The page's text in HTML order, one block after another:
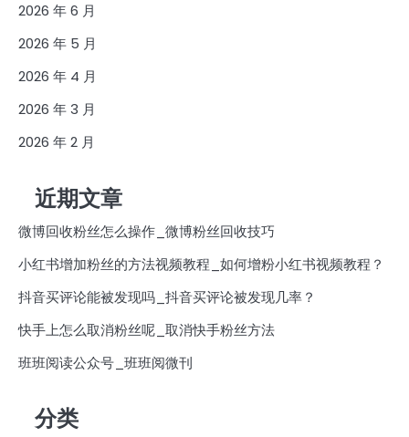
2026 年 6 月
2026 年 5 月
2026 年 4 月
2026 年 3 月
2026 年 2 月
近期文章
微博回收粉丝怎么操作_微博粉丝回收技巧
小红书增加粉丝的方法视频教程_如何增粉小红书视频教程？
抖音买评论能被发现吗_抖音买评论被发现几率？
快手上怎么取消粉丝呢_取消快手粉丝方法
班班阅读公众号_班班阅微刊
分类